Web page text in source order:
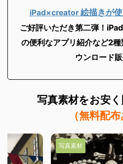
iPad×creator 絵描きが
ご好評いただき第二弾！
の便利なアプリ紹介など2種
ウンロード販
写真素材をお安く
（無料配布
写真素材